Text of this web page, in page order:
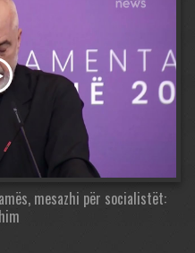
mesazhi për socialistët: